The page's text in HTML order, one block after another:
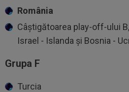
România
Câștigătoarea play-off-ului
Israel - Islanda și Bosnia -
Grupa F
Turcia